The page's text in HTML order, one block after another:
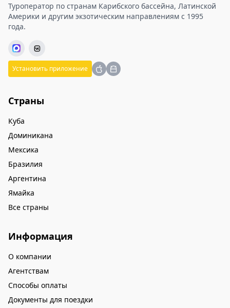
Туроператор по странам Карибского бассейна, Латинской
Америки и другим экзотическим направлениям с 1995
года.
Установить приложение
Страны
Куба
Доминикана
Мексика
Бразилия
Аргентина
Ямайка
Все страны
Информация
О компании
Агентствам
Способы оплаты
Документы для поездки